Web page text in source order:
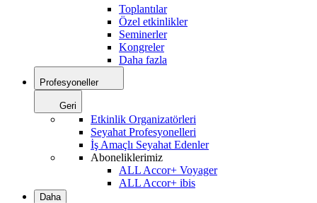
Toplantılar
Özel etkinlikler
Seminerler
Kongreler
Daha fazla
Profesyoneller
Geri
Etkinlik Organizatörleri
Seyahat Profesyonelleri
İş Amaçlı Seyahat Edenler
Aboneliklerimiz
ALL Accor+ Voyager
ALL Accor+ ibis
Daha